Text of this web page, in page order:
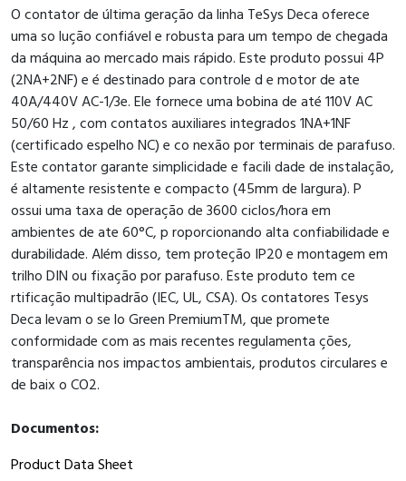
O contator de última geração da linha TeSys Deca oferece
uma so lução confiável e robusta para um tempo de chegada
da máquina ao mercado mais rápido. Este produto possui 4P
(2NA+2NF) e é destinado para controle d e motor de ate
40A/440V AC-1/3e. Ele fornece uma bobina de até 110V AC
50/60 Hz , com contatos auxiliares integrados 1NA+1NF
(certificado espelho NC) e co nexão por terminais de parafuso.
Este contator garante simplicidade e facili dade de instalação,
é altamente resistente e compacto (45mm de largura). P
ossui uma taxa de operação de 3600 ciclos/hora em
ambientes de ate 60°C, p roporcionando alta confiabilidade e
durabilidade. Além disso, tem proteção IP20 e montagem em
trilho DIN ou fixação por parafuso. Este produto tem ce
rtificação multipadrão (IEC, UL, CSA). Os contatores Tesys
Deca levam o se lo Green PremiumTM, que promete
conformidade com as mais recentes regulamenta ções,
transparência nos impactos ambientais, produtos circulares e
de baix o CO2.
Documentos:
Product Data Sheet